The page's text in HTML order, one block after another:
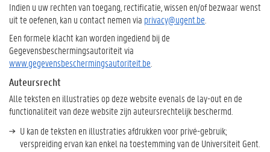
Indien u uw rechten van toegang, rectificatie, wissen en/of bezwaar wenst
uit te oefenen, kan u contact nemen via privacy@ugent.be
Een formele klacht kan worden ingediend bij de
Gegevensbeschermingsautoriteit via
www.gegevensbeschermingsautoriteit.be
Auteursrecht
Alle teksten en illustraties op deze website evenals de lay-out en de
functionaliteit van deze website zijn auteursrechtelijk beschermd.
U kan de teksten en illustraties afdrukken voor privé-gebruik;
verspreiding ervan kan enkel na toestemming van de Universiteit Gent.